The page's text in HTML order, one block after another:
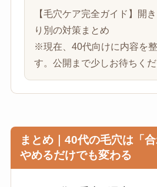
【毛穴ケア完全ガイド】開
り別の対策まとめ
※現在、40代向けに内容を
す。公開まで少しお待ちくだ
まとめ｜40代の毛穴は「
やめるだけでも変わる